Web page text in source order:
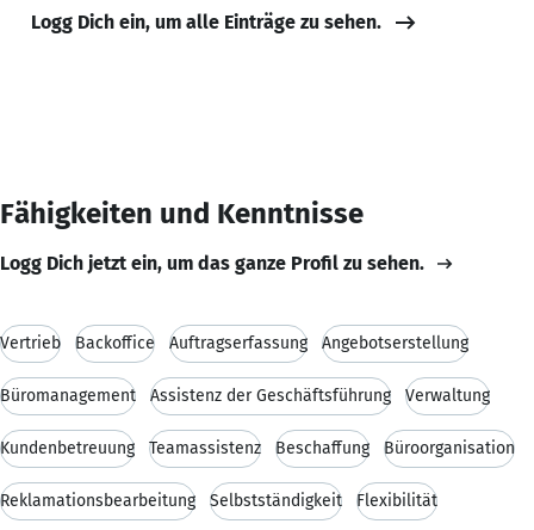
Logg Dich ein, um alle Einträge zu sehen.
Fähigkeiten und Kenntnisse
Logg Dich jetzt ein, um das ganze Profil zu sehen.
Vertrieb Backoffice Auftragserfassung Angebotserstellung
Büromanagement Assistenz der Geschäftsführung Verwaltung
Kundenbetreuung Teamassistenz Beschaffung Büroorganisation
Reklamationsbearbeitung Selbstständigkeit Flexibilität